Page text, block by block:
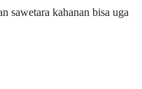
sawetara kahanan bisa uga